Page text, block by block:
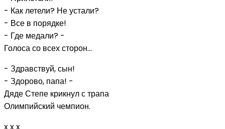
- Как летели? Не устали?
- Все в порядке!
- Где медали? -
Голоса со всех сторон...
- Здравствуй, сын!
- Здорово, папа! -
Дяде Степе крикнул с трапа
Олимпийский чемпион.
x x x